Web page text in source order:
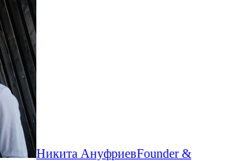
Никита АнуфриевFounder &